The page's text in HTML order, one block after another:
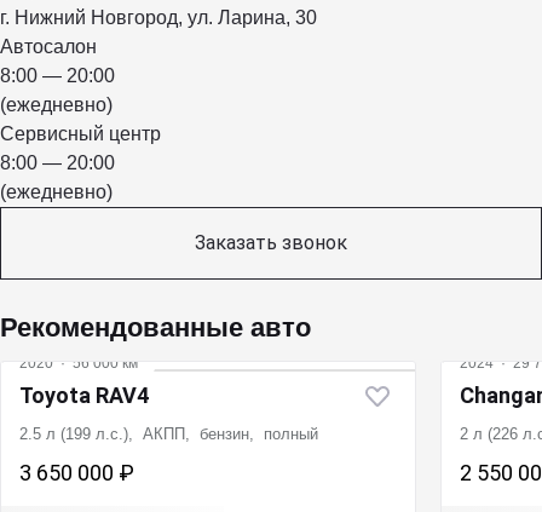
г. Нижний Новгород, ул. Ларина, 30
Автосалон
8:00 — 20:00
(ежедневно)
Сервисный центр
8:00 — 20:00
(ежедневно)
Заказать звонок
Рекомендованные авто
2020 · 56 000 км
Toyota RAV4
2.5 л (199 л.с.), АКПП, бензин, полный
3 650 000 ₽
2024 · 29
2 л (226
2 550